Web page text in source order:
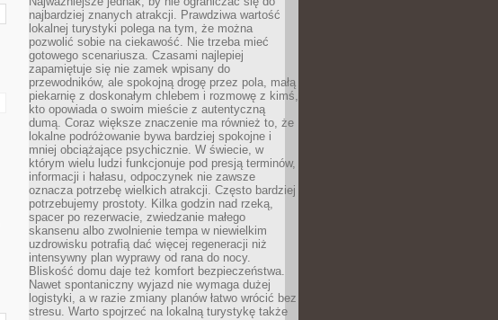
najbardziej znanych atrakcji. Prawdziwa wartość
lokalnej turystyki polega na tym, że można
pozwolić sobie na ciekawość. Nie trzeba mieć
gotowego scenariusza. Czasami najlepiej
zapamiętuje się nie zamek wpisany do
przewodników, ale spokojną drogę przez pola, małą
piekarnię z doskonałym chlebem i rozmowę z kimś,
kto opowiada o swoim mieście z autentyczną
dumą. Coraz większe znaczenie ma również to, że
lokalne podróżowanie bywa bardziej spokojne i
mniej obciążające psychicznie. W świecie, w
którym wielu ludzi funkcjonuje pod presją terminów,
informacji i hałasu, odpoczynek nie zawsze
oznacza potrzebę wielkich atrakcji. Często bardziej
potrzebujemy prostoty. Kilka godzin nad rzeką,
spacer po rezerwacie, zwiedzanie małego
skansenu albo zwolnienie tempa w niewielkim
uzdrowisku potrafią dać więcej regeneracji niż
intensywny plan wyprawy od rana do nocy.
Bliskość domu daje też komfort bezpieczeństwa.
Nawet spontaniczny wyjazd nie wymaga dużej
logistyki, a w razie zmiany planów łatwo wrócić bez
stresu. Warto spojrzeć na lokalną turystykę także